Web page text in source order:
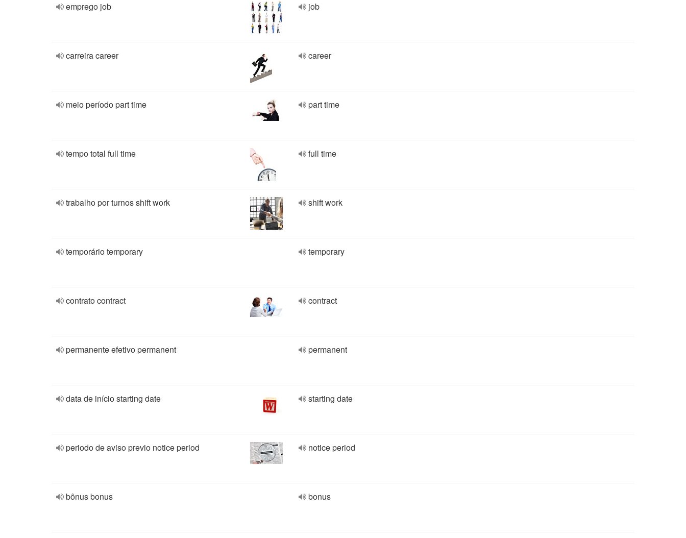
emprego job job
carreira career career
meio período part time part time
tempo total full time full time
trabalho por turnos shift work shift work
temporário temporary temporary
contrato contract contract
permanente efetivo permanent permanent
data de início starting date starting date
periodo de aviso previo notice period notice period
bônus bonus bonus